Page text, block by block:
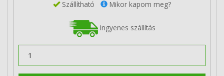
Szállítható Mikor kapom meg?
Ingyenes szállítás